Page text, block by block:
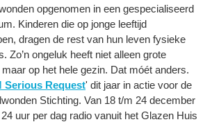
opgenomen in een gespecialiseerd
Kinderen die op jonge leeftijd
dragen de rest van hun leven fysieke
Zo’n ongeluk heeft niet alleen grote
op het hele gezin. Dat móét anders.
Serious Request' dit jaar in actie voor de
Stichting. Van 18 t/m 24 december
uur per dag radio vanuit het Glazen Huis